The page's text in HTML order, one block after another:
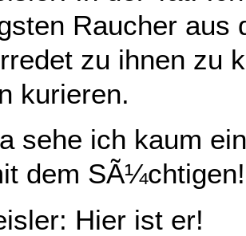
Raucher aus
zu ihnen zu
kurieren.
sehe ich kaum
dem SÃ¼chtigen!
Hier ist er!